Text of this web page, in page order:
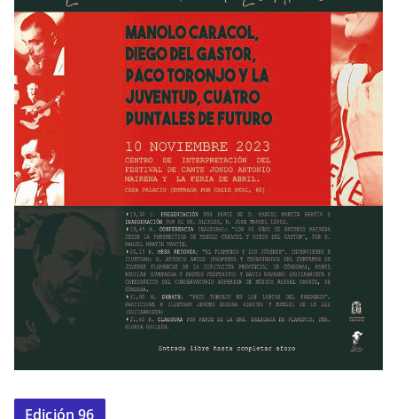
Edición 96